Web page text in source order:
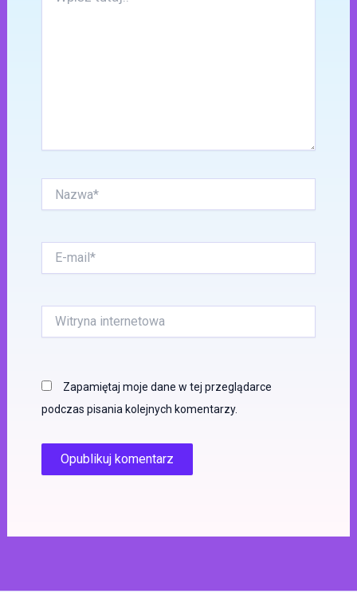
mail*
internetowa
Zapamiętaj moje dane w tej przeglądarce
podczas pisania kolejnych komentarzy.